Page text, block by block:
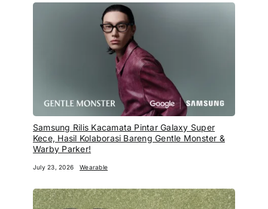
Samsung Rilis Kacamata Pintar Galaxy Super
Kece, Hasil Kolaborasi Bareng Gentle Monster &
Warby Parker!
July 23, 2026 Wearable